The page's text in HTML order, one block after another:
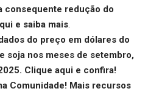
consequente redução do
e saiba mais.
do preço em dólares do
soja nos meses de setembro,
Clique aqui e confira!
Comunidade! Mais recursos